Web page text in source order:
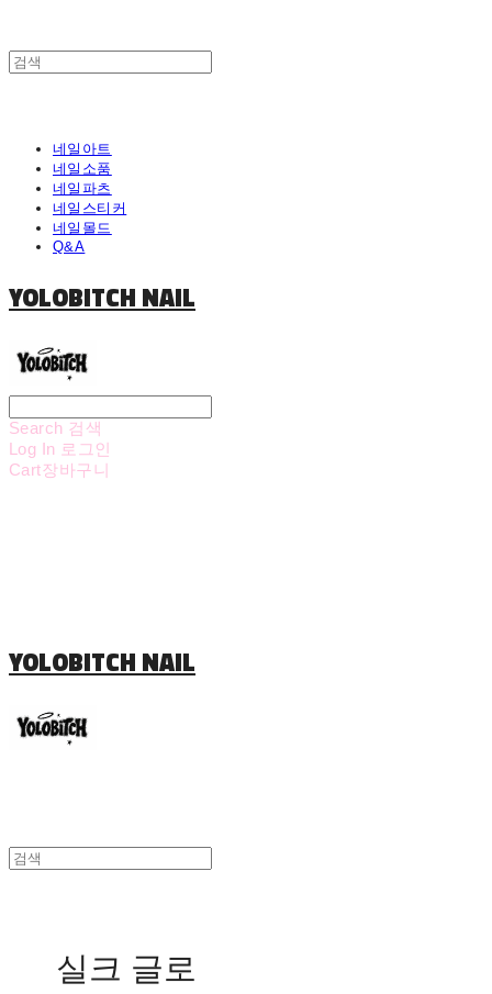
네일아트
네일소품
네일파츠
네일스티커
네일몰드
Q&A
YOLOBITCH NAIL
Search 검색
Log In 로그인
Cart장바구니
YOLOBITCH NAIL
실크 글로